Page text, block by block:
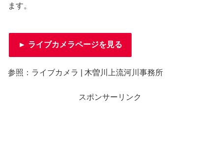
ます。
► ライブカメラページを見る
参照：ライブカメラ | 木曽川上流河川事務所
スポンサーリンク